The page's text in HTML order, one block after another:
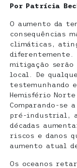
Por Patrícia
O aumento da
consequências
climáticas,
diferentemente.
mitigação serão
local. De
testemunhando
Hemisfério
Comparando-se
pré-industrial, a
décadas
riscos e danos
aumento atual de
Os oceanos